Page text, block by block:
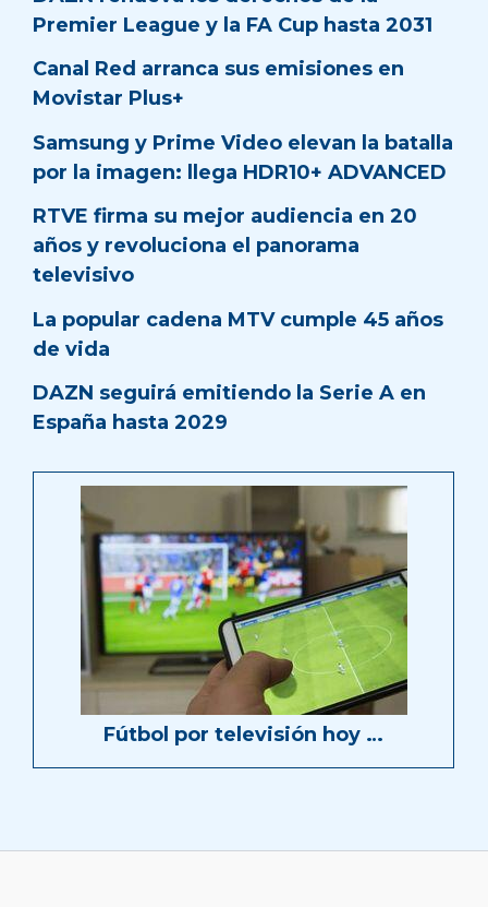
Premier League y la FA Cup hasta 2031
Canal Red arranca sus emisiones en
Movistar Plus+
Samsung y Prime Video elevan la batalla
por la imagen: llega HDR10+ ADVANCED
RTVE firma su mejor audiencia en 20
años y revoluciona el panorama
televisivo
La popular cadena MTV cumple 45 años
de vida
DAZN seguirá emitiendo la Serie A en
España hasta 2029
Fútbol por televisión hoy …